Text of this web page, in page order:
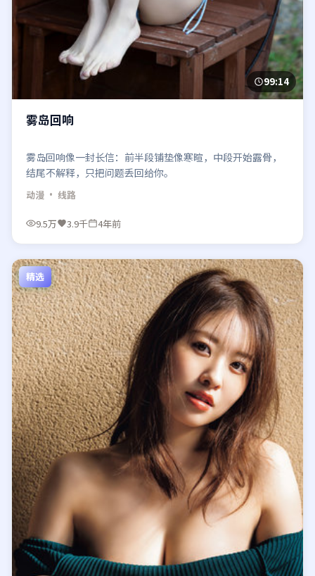
99:14
雾岛回响
雾岛回响像一封长信：前半段铺垫像寒暄，中段开始露骨，
结尾不解释，只把问题丢回给你。
动漫 · 线路
9.5万 3.9千 4年前
精选